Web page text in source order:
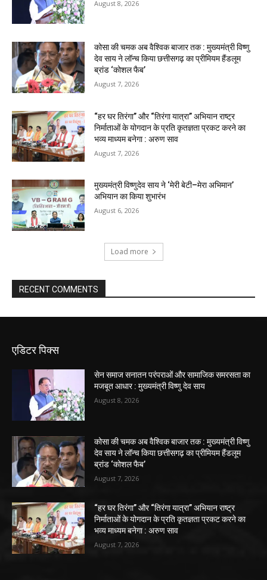
August 8, 2026
कोसा की चमक अब वैश्विक बाजार तक : मुख्यमंत्री विष्णु
देव साय ने लॉन्च किया छत्तीसगढ़ का प्रीमियम हैंडलूम
ब्रांड ‘कोशल फैब’
August 7, 2026
“हर घर तिरंगा” और “तिरंगा यात्रा” अभियान राष्ट्र
निर्माताओं के योगदान के प्रति कृतज्ञता प्रकट करने का
भव्य माध्यम बनेगा : अरुण साव
August 7, 2026
मुख्यमंत्री विष्णुदेव साय ने ‘मेरी बेटी–मेरा अभिमान’
अभियान का किया शुभारंभ
August 6, 2026
Load more
RECENT COMMENTS
एडिटर पिक्स
सेन समाज सनातन परंपराओं और सामाजिक समरसता का
मजबूत आधार : मुख्यमंत्री विष्णु देव साय
August 8, 2026
कोसा की चमक अब वैश्विक बाजार तक : मुख्यमंत्री विष्णु
देव साय ने लॉन्च किया छत्तीसगढ़ का प्रीमियम हैंडलूम
ब्रांड ‘कोशल फैब’
August 7, 2026
“हर घर तिरंगा” और “तिरंगा यात्रा” अभियान राष्ट्र
निर्माताओं के योगदान के प्रति कृतज्ञता प्रकट करने का
भव्य माध्यम बनेगा : अरुण साव
August 7, 2026